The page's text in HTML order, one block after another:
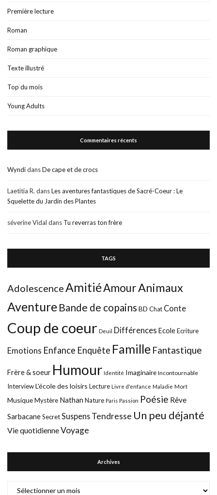
Première lecture
Roman
Roman graphique
Texte illustré
Top du mois
Young Adults
Commentaires récents
WyndidansDe cape et de crocs
Laetitia R. dansLes aventures fantastiques de Sacré-Coeur : Le
Squelette du Jardin des Plantes
séverine Vidal dans Tu reverras ton frère
TAGS
Adolescence AmitiéAmourAnimaux
Aventure Bande de copains BD Chat Conte
Coup de coeur Deuil Différences EcoleEcriture
Emotions Enfance Enquête Famille Fantastique
Frère & soeur Humour Identité Imaginaire Incontournable
InterviewL'école des loisirs Lecture Livre d'enfance Maladie Mort
MusiqueMystère Nathan Nature Paris Passion Poésie Rêve
SarbacaneSecret Suspens Tendresse Un peu déjanté
Vie quotidienneVoyage
Archives